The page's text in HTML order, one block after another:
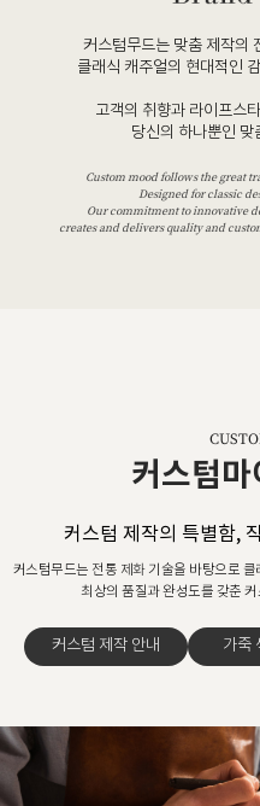
커스텀무드는 맞춤 제작의
클래식 캐주얼의 현대적인
고객의 취향과 라이프스
당신의 하나뿐인 맞
Custom mood follows the great
Designed for classic
Our commitment to innovative
creates and delivers quality and
커스텀
커스텀 제작의 특별함,
커스텀무드는 전통 제화 기술을 바탕으로
최상의 품질과 완성도를 갖춘
커스텀 제작 안내 가죽